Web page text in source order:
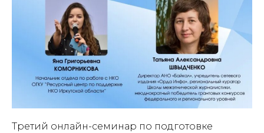
Третий онлайн-семинар по подготовке